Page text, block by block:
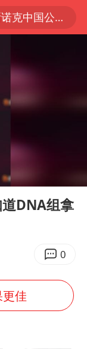
马克·艾伦退出斯诺克中国公开赛
孙亚鹏亮相
崖1死1伤
蓬逝世
天茅台提价
量发展
贯穿浙江
被收150元
DNA组拿
0
佳